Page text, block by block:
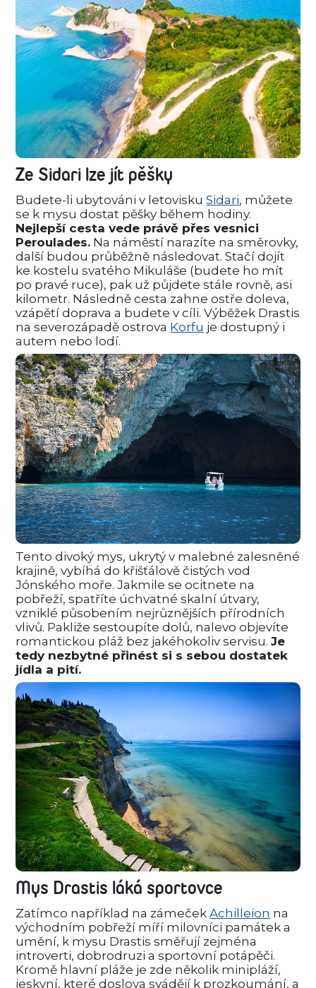
Ze Sidari lze jít pěšky
Budete-li ubytováni v letoviskuSidari, můžete
se k mysu dostat pěšky během hodiny.
Nejlepší cesta vede právě přes vesnici
Peroulades. Na náměstí narazíte na směrovky,
další budou průběžně následovat. Stačí dojít
ke kostelu svatého Mikuláše (budete ho mít
po pravé ruce), pak už půjdete stále rovně, asi
kilometr. Následně cesta zahne ostře doleva,
vzápětí doprava a budete v cíli. Výběžek Drastis
na severozápadě ostrova Korfu je dostupný i
autem nebo lodí.
Tento divoký mys, ukrytý v malebné zalesněné
krajině, vybíhá do křišťálově čistých vod
Jónského moře. Jakmile se ocitnete na
pobřeží, spatříte úchvatné skalní útvary,
vzniklé působením nejrůznějších přírodních
vlivů. Pakliže sestoupíte dolů, nalevo objevíte
romantickou pláž bez jakéhokoliv servisu.Je
tedy nezbytné přinést si s sebou dostatek
jídla a pití.
Mys Drastis láká sportovce
Zatímco například na zámečekAchilleion na
východním pobřeží míří milovníci památek a
umění, k mysu Drastis směřují zejména
introverti, dobrodruzi a sportovní potápěči.
Kromě hlavní pláže je zde několik minipláží,
jeskyní, které doslova svádějí k prozkoumání, a